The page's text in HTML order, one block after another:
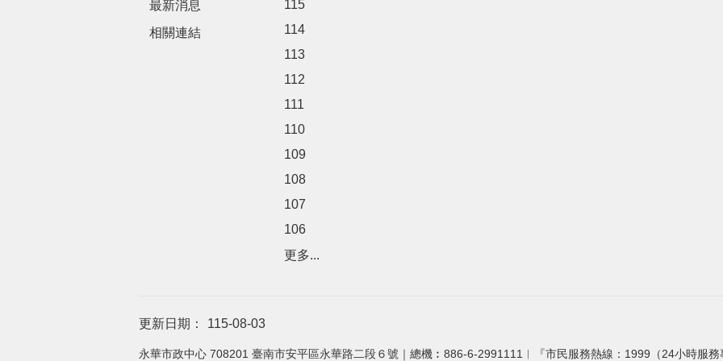
最新消息
相關連結
115
114
113
112
111
110
109
108
107
106
更多...
更新日期： 115-08-03
永華市政中心 708201 臺南市安平區永華路二段６號｜總機︰886-6-2991111︱『市民服務熱線：1999（24小時服務